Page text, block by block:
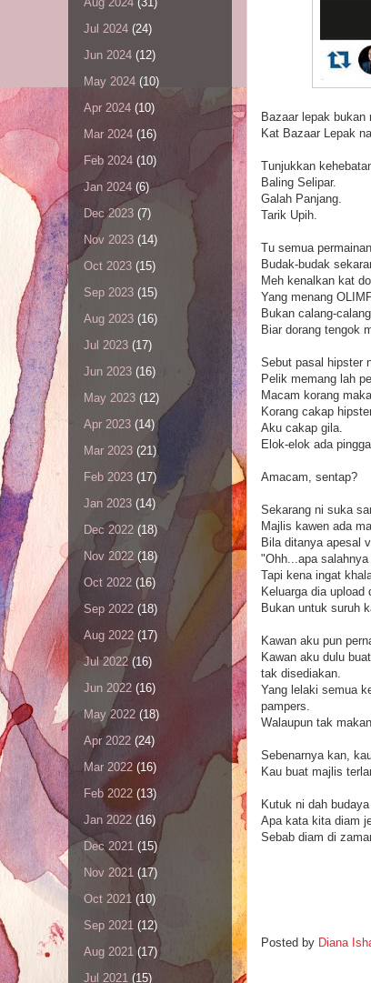
Bazaar lepak
Kat Bazaar Lepak
Tunjukkan
Baling Selipar.
Galah Panjang.
Tarik Upih.
Tu semua
Budak-budak
Meh kenalkan kat
Yang menang
Bukan calang-
Biar dorang tengok
Sebut pasal hipster
Pelik memang lah
Macam korang
Korang cakap
Aku cakap gila.
Elok-elok ada
Amacam, sentap?
Sekarang ni suka
Majlis kawen ada
Bila ditanya apesal
"Ohh...apa
Tapi kena ingat
Keluarga dia
Bukan untuk suruh
Kawan aku pun
Kawan aku dulu
tak disediakan.
Yang lelaki semua
pampers.
Walaupun tak
Sebenarnya kan,
Kau buat majlis
Kutuk ni dah
Apa kata kita diam
Sebab diam di
Posted by Diana
Jul 2024 (24)
Jun 2024 (12)
May 2024 (10)
Apr 2024 (10)
Mar 2024 (16)
Feb 2024 (10)
Jan 2024 (6)
Dec 2023 (7)
Nov 2023 (14)
Oct 2023 (15)
Sep 2023 (15)
Aug 2023 (16)
Jul 2023 (17)
Jun 2023 (16)
May 2023 (12)
Apr 2023 (14)
Mar 2023 (21)
Feb 2023 (17)
Jan 2023 (14)
Dec 2022 (18)
Nov 2022 (18)
Oct 2022 (16)
Sep 2022 (18)
Aug 2022 (17)
Jul 2022 (16)
Jun 2022 (16)
May 2022 (18)
Apr 2022 (24)
Mar 2022 (16)
Feb 2022 (13)
Jan 2022 (16)
Dec 2021 (15)
Nov 2021 (17)
Oct 2021 (10)
Sep 2021 (12)
Aug 2021 (17)
Jul 2021 (15)